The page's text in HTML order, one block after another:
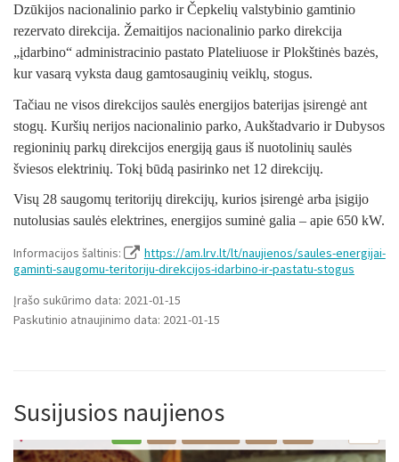
Dzūkijos nacionalinio parko ir Čepkelių valstybinio gamtinio
rezervato direkcija. Žemaitijos nacionalinio parko direkcija
„įdarbino“ administracinio pastato Plateliuose ir Plokštinės bazės,
kur vasarą vyksta daug gamtosauginių veiklų, stogus.
Tačiau ne visos direkcijos saulės energijos baterijas įsirengė ant
stogų. Kuršių nerijos nacionalinio parko, Aukštadvario ir Dubysos
regioninių parkų direkcijos energiją gaus iš nuotolinių saulės
šviesos elektrinių. Tokį būdą pasirinko net 12 direkcijų.
Visų 28 saugomų teritorijų direkcijų, kurios įsirengė arba įsigijo
nutolusias saulės elektrines, energijos suminė galia – apie 650 kW.
Informacijos šaltinis:
https://am.lrv.lt/lt/naujienos/saules-energijai-
gaminti-saugomu-teritoriju-direkcijos-idarbino-ir-pastatu-stogus
Įrašo sukūrimo data: 2021-01-15
Paskutinio atnaujinimo data: 2021-01-15
Susijusios naujienos